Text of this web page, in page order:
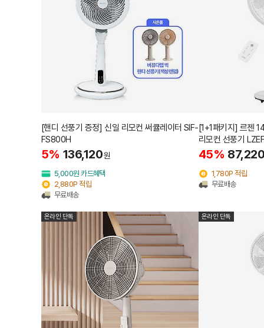
[핸디 선풍기 증정] 신일 리모컨 써큘레이터 SIF-
FS800H
5% 136,120원
5,000원 카드혜택
2,880P 적립
무료배송
[1+1패키지] 르젠
리모컨 선풍기
45% 87,220
1,780P 적립
무료배송
온라인 단독 온라인 단독